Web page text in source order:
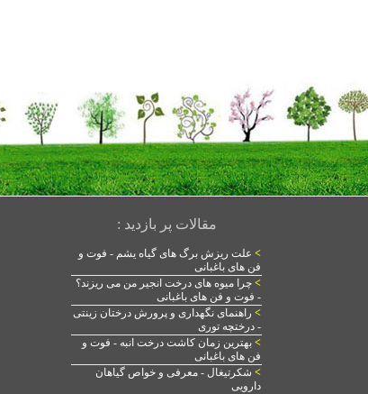
مقالات پر بازدید :
> علت ریزش برگ های گیاه یشم - فوت و
فن های باغبانی
> چرا میوه های درخت انجیر من می ریزند؟
- فوت و فن های باغبانی
> راهنمای نگهداری و پرورش درختان زینتی
- درختچه توری
> بهترین زمان کاشت درخت انبه - فوت و
فن های باغبانی
> شکرتیغال - معرفی و خواص گیاهان
دارویی